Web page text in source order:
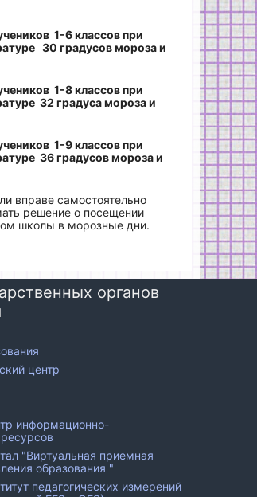
1-6 классов при
30 градусов мороза и
1-8 классов при
32 градуса мороза и
1-9 классов при
36 градусов мороза и
вправе самостоятельно
решение о посещении
школы в морозные дни.
органов
центр
информационно-
"Виртуальная приемная
образования "
педагогических измерений